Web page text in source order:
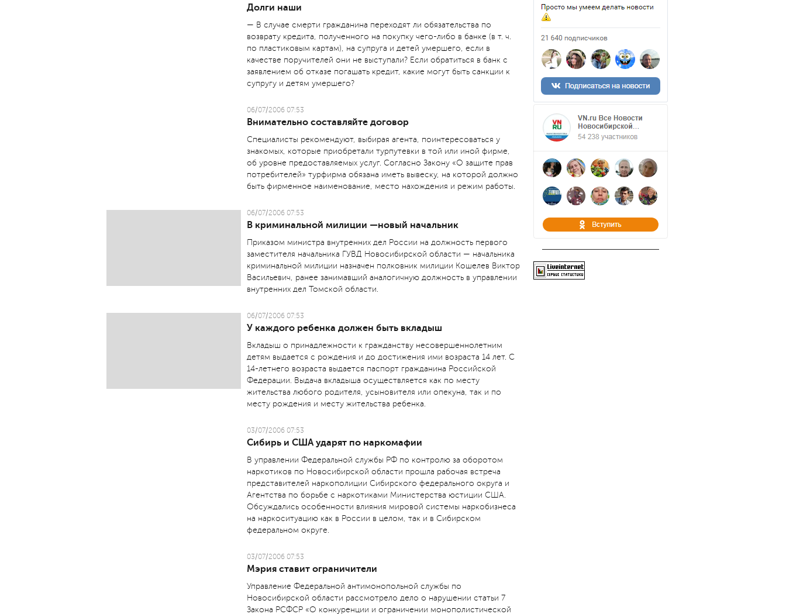
Долги наши
— В случае смерти гражданина переходят ли обязательства по
возврату кредита, полученного на покупку чего-либо в банке (в т. ч.
по пластиковым картам), на супруга и детей умершего, если в
качестве поручителей они не выступали? Если обратиться в банк с
заявлением об отказе погашать кредит, какие могут быть санкции к
супругу и детям умершего?
06/07/2006 07:53
Внимательно составляйте договор
Специалисты рекомендуют, выбирая агента, поинтересоваться у
знакомых, которые приобретали турпутевки в той или иной фирме,
об уровне предоставляемых услуг. Согласно Закону «О защите прав
потребителей» турфирма обязана иметь вывеску, на которой должно
быть фирменное наименование, место нахождения и режим работы.
06/07/2006 07:53
В криминальной милиции —новый начальник
Приказом министра внутренних дел России на должность первого
заместителя начальника ГУВД Новосибирской области — начальника
криминальной милиции назначен полковник милиции Кошелев Виктор
Васильевич, ранее занимавший аналогичную должность в управлении
внутренних дел Томской области.
06/07/2006 07:53
У каждого ребенка должен быть вкладыш
Вкладыш о принадлежности к гражданству несовершеннолетним
детям выдается с рождения и до достижения ими возраста 14 лет. С
14-летнего возраста выдается паспорт гражданина Российской
Федерации. Выдача вкладыша осуществляется как по месту
жительства любого родителя, усыновителя или опекуна, так и по
месту рождения и месту жительства ребенка.
03/07/2006 07:53
Сибирь и США ударят по наркомафии
В управлении Федеральной службы РФ по контролю за оборотом
наркотиков по Новосибирской области прошла рабочая встреча
представителей наркополиции Сибирского федерального округа и
Агентства по борьбе с наркотиками Министерства юстиции США.
Обсуждались особенности влияния мировой системы наркобизнеса
на наркоситуацию как в России в целом, так и в Сибирском
федеральном округе.
03/07/2006 07:53
Мэрия ставит ограничители
Управление Федеральной антимонопольной службы по
Новосибирской области рассмотрело дело о нарушении статьи 7
Закона РСФСР «О конкуренции и ограничении монополистической